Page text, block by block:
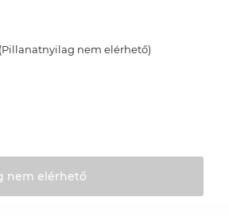
(Pillanatnyilag nem elérhető)
nem elérhető